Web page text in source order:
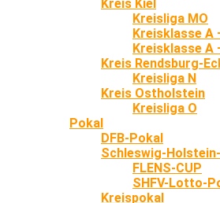
Kreis Kiel
Kreisliga MO
Kreisklasse A
Kreisklasse A
Kreis Rendsburg-
Kreisliga N
Kreis Ostholstein
Kreisliga O
Pokal
DFB-Pokal
Schleswig-
FLENS-CUP
SHFV-Lotto-
Kreispokal